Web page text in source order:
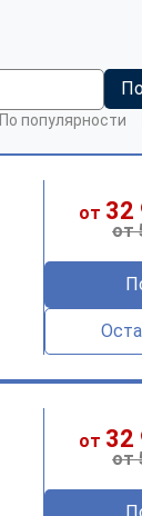
По популярности
от 32
от
от 32
от